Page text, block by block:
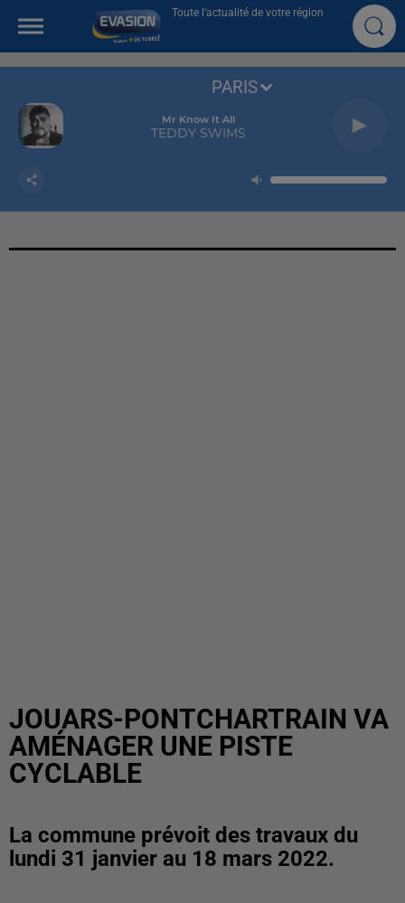
Toute l'actualité de votre région
Mr Know It All
TEDDY SWIMS
PARIS
JOUARS-PONTCHARTRAIN VA
AMÉNAGER UNE PISTE
CYCLABLE
La commune prévoit des travaux du
lundi 31 janvier au 18 mars 2022.